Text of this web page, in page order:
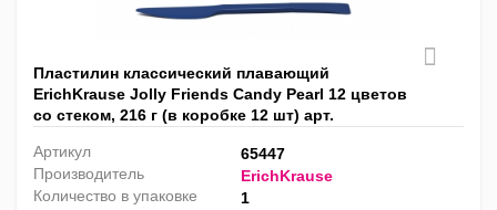
Пластилин классический плавающий
ErichKrause Jolly Friends Candy Pearl 12 цветов
со стеком, 216 г (в коробке 12 шт) арт.
Артикул
65447
Производитель
ErichKrause
Количество в упаковке
1